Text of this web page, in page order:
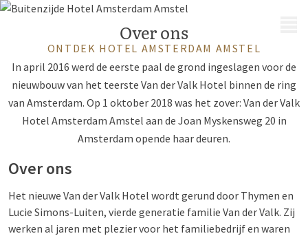
Over ons
ONTDEK HOTEL AMSTERDAM AMSTEL
In april 2016 werd de eerste paal de grond ingeslagen voor de
nieuwbouw van het teerste Van der Valk Hotel binnen de ring
van Amsterdam. Op 1 oktober 2018 was het zover: Van der Valk
Hotel Amsterdam Amstel aan de Joan Myskensweg 20 in
Amsterdam opende haar deuren.
Over ons
Het nieuwe Van der Valk Hotel wordt gerund door Thymen en
Lucie Simons-Luiten, vierde generatie familie Van der Valk. Zij
werken al jaren met plezier voor het familiebedrijf en waren